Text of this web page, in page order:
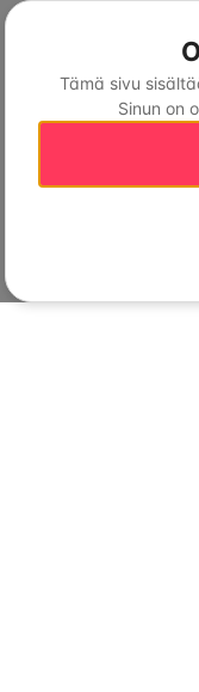
Tämä sivu
Sinun on